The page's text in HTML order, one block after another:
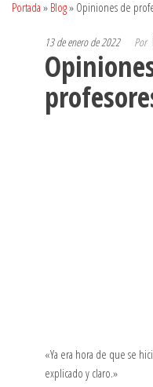
Portada » Blog» Opiniones de
13 de enero de 2022 Por
«Ya era hora de que se
explicado y claro.»